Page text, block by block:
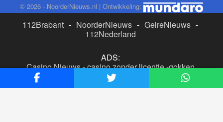
© 2026 - NoorderNieuws.nl | Ontwikkeling:
112Brabant - NoorderNieuws - GelreNieuws -
112Nederland
ADS:
Casino Nieuws-casino zonder licentie-gokken
buitenlandse site
beste online casino nederland